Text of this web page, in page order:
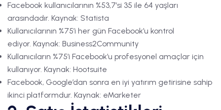
Facebook kullanıcılarının %53,7’si 35 ile 64 yaşları
arasındadır. Kaynak: Statista
Kullanıcılarının %75’i her gün Facebook’u kontrol
ediyor. Kaynak: Business2Community
Kullanıcıların %75’i Facebook’u profesyonel amaçlar için
kullanıyor. Kaynak: Hootsuite
Facebook, Google’dan sonra en iyi yatırım getirisine sahip
ikinci platformdur. Kaynak: eMarketer